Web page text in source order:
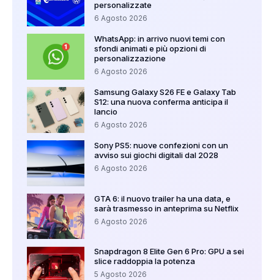
personalizzate
6 Agosto 2026
WhatsApp: in arrivo nuovi temi con
sfondi animati e più opzioni di
personalizzazione
6 Agosto 2026
Samsung Galaxy S26 FE e Galaxy Tab
S12: una nuova conferma anticipa il
lancio
6 Agosto 2026
Sony PS5: nuove confezioni con un
avviso sui giochi digitali dal 2028
6 Agosto 2026
GTA 6: il nuovo trailer ha una data, e
sarà trasmesso in anteprima su Netflix
6 Agosto 2026
Snapdragon 8 Elite Gen 6 Pro: GPU a sei
slice raddoppia la potenza
5 Agosto 2026